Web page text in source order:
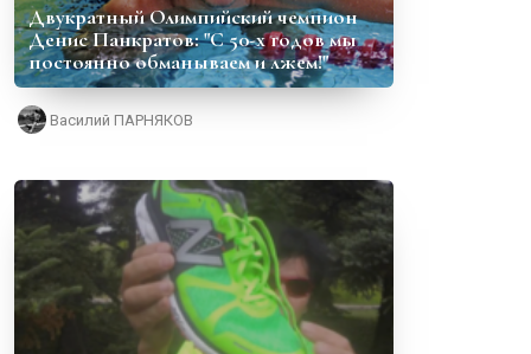
Двукратный Олимпийский чемпион
Денис Панкратов: "С 50-х годов мы
постоянно обманываем и лжем!"
Василий ПАРНЯКОВ